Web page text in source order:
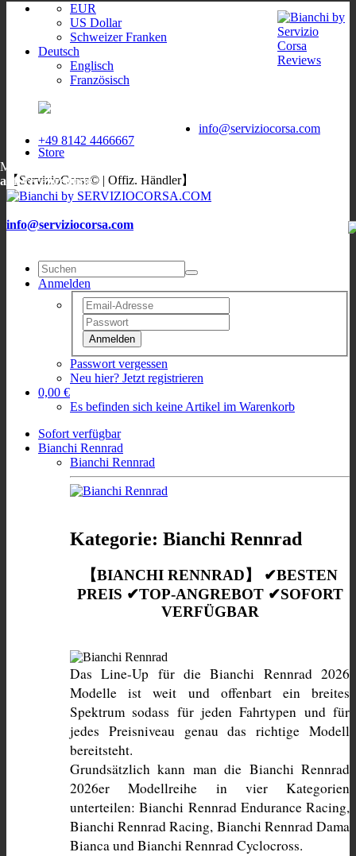
EUR
US Dollar
Schweizer Franken
Deutsch
Englisch
Französisch
info@serviziocorsa.com
+49 8142 4466667
Store
Mo, Di, Do, Fr:
auf Verabredung
【ServizioCorsa© | Offiz. Händler】
info@serviziocorsa.com
Anmelden
Anmelden
Passwort vergessen
Neu hier? Jetzt registrieren
0,00 €
Es befinden sich keine Artikel im Warenkorb
Sofort verfügbar
Bianchi Rennrad
Bianchi Rennrad
Kategorie: Bianchi Rennrad
【BIANCHI RENNRAD】 ✔BESTEN
PREIS ✔TOP-ANGREBOT ✔SOFORT
VERFÜGBAR
Das Line-Up für die Bianchi Rennrad 2026
Modelle ist weit und offenbart ein breites
Spektrum sodass für jeden Fahrtypen und für
jedes Preisniveau genau das richtige Modell
bereitsteht.
Grundsätzlich kann man die Bianchi Rennrad
2026er Modellreihe in vier Kategorien
unterteilen: Bianchi Rennrad Endurance Racing,
Bianchi Rennrad Racing, Bianchi Rennrad Dama
Bianca und Bianchi Rennrad Cyclocross.